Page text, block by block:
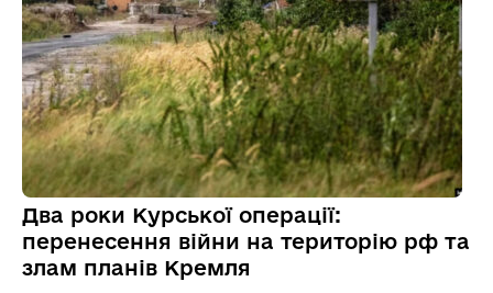
Два роки Курської операції:
перенесення війни на територію рф та
злам планів Кремля